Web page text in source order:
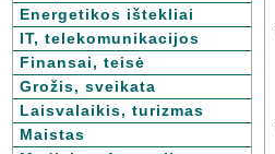
Energetikos ištekliai
IT, telekomunikacijos
Finansai, teisė
Grožis, sveikata
Laisvalaikis, turizmas
Maistas